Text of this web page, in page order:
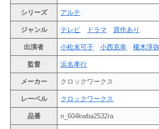
シリーズ アルテ
ジャンル テレビ ドラマ 原作あり
出演者 小松未可子 小西克幸 榎木淳弥
監督 浜名孝行
メーカー クロックワークス
レーベル クロックワークス
品番 n_604kwba2532ra